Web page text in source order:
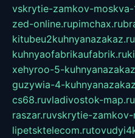
vskrytie-zamkov-moskva-
zed-online.rupimchax.ru
kitubeu2kuhnyanazakaz.ru
kuhnyaofabrikaufabrik.ru
xehyroo-5-
guzywia-4-
cs68.ruvladivostok-map.ru
raszar.ruvskrytie-zamkov-
lipetsktelecom.ru